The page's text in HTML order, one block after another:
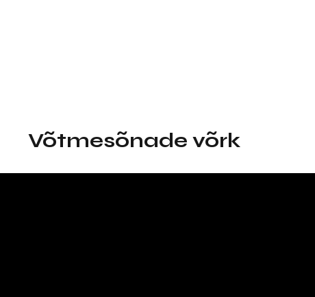
Võtmesõnade võrk